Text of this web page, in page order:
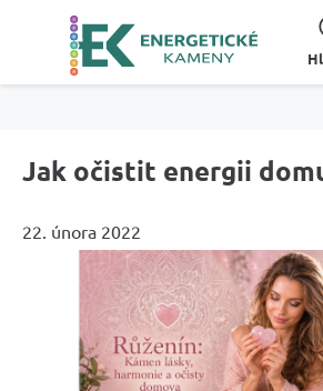
Jak očistit energii
22. února 2022